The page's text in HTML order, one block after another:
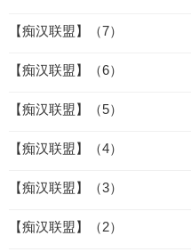
【痴汉联盟】（7）
【痴汉联盟】（6）
【痴汉联盟】（5）
【痴汉联盟】（4）
【痴汉联盟】（3）
【痴汉联盟】（2）